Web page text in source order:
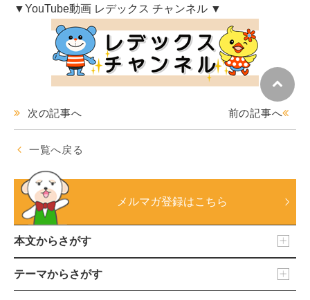
▼YouTube動画 レデックス チャンネル ▼
前の記事へ
次の記事へ
一覧へ戻る
メルマガ登録はこちら
本文からさがす
テーマからさがす